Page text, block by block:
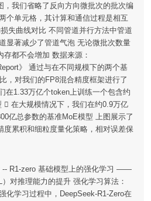
，我们省略了反向方向微批次的批次编
个单元格，其计算和通信过程是相互
失曲线对比 不同管道并行方法中管道
显著减少了管道气泡 无论微批次数量
都不会增加 数据来源：
》 通过与在不同规模下的两个基
，对我们的FP8混合精度框架进行了
在1.33万亿个token上训练一个包含约
 在大规模情况下，我们在约0.9万亿
亿总参数的基准MoE模型 上图展示了
度累积和细粒度量化策略，相对误差保
-- R1-zero 基础模型上的强化学习 ——
对推理能力的提升 强化学习算法：
化学习过程中，DeepSeek-R1-Zero在